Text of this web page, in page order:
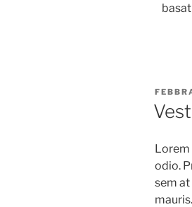
Lorem
odio.
sem